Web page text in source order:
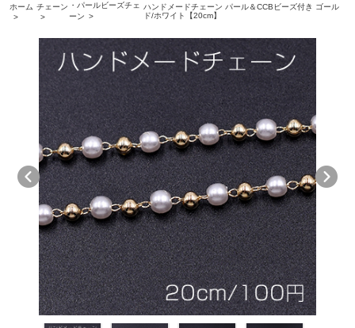
ホーム チェーン ・パールビーズチェ
ーン
ハンドメードチェーン パール＆CCBビーズ付き ゴール
ド/ホワイト【20cm】